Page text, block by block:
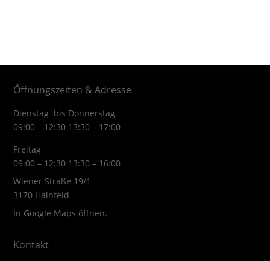
Öffnungszeiten & Adresse
Dienstag bis Donnerstag
09:00 – 12:30 13:30 – 17:00
Freitag
09:00 – 12:30 13:30 – 16:00
Wiener Straße 19/1
3170 Hainfeld
In Google Maps öffnen.
Kontakt